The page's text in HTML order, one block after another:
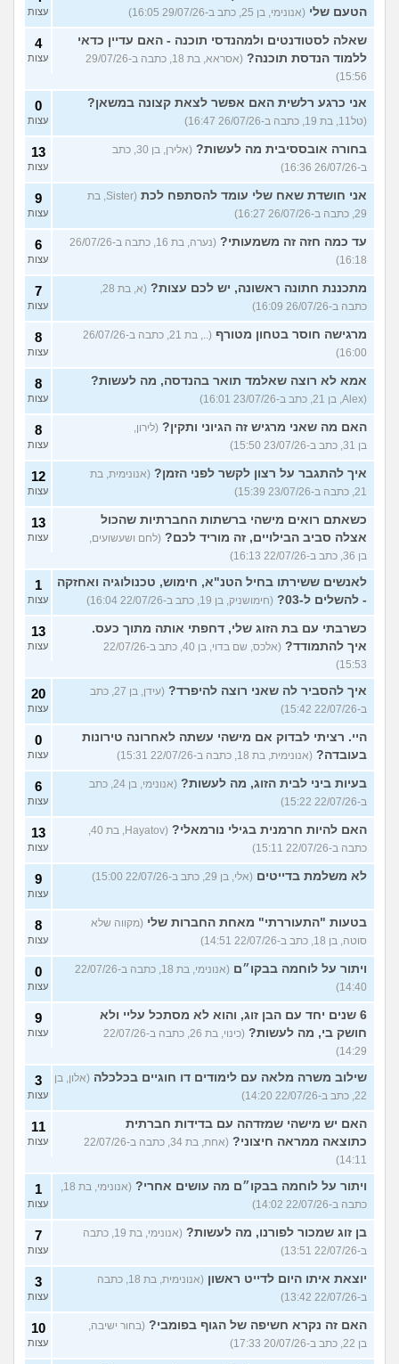
הטעם שלי (אנונימי, בן 25, כתב ב-29/07/26 16:05) עצות
שאלה לסטודנטים ולמהנדסי תוכנה - האם עדיין כדאי
ללמוד הנדסת תוכנה?
(אסראא, בת 18, כתבה ב-29/07/26
15:56)
4
עצות
אני כרגע רלשית האם אפשר לצאת קצונה במשאן?
(טל11, בת 19, כתבה ב-26/07/26 16:47)
0
עצות
בחורה אובססיבית מה לעשות?
(אלירן, בן 30, כתב
ב-26/07/26 16:36)
13
עצות
אני חושדת שאח שלי עומד להסתפח לכת
(Sister, בת
29, כתבה ב-26/07/26 16:27)
9
עצות
עד כמה חזה זה משמעותי?
(נערה, בת 16, כתבה ב-26/07/26
16:18)
6
עצות
מתכננת חתונה ראשונה, יש לכם עצות?
(א, בת 28,
כתבה ב-26/07/26 16:09)
7
עצות
מרגישה חוסר בטחון מטורף
(.., בת 21, כתבה ב-26/07/26
16:00)
8
עצות
אמא לא רוצה שאלמד תואר בהנדסה, מה לעשות?
(Alex, בן 21, כתב ב-23/07/26 16:01)
8
עצות
האם מה שאני מרגיש זה הגיוני ותקין? (לירון,
בן 31, כתב ב-23/07/26 15:50)
8
עצות
איך להתגבר על רצון לקשר לפני הזמן? (אנונימית, בת
21, כתבה ב-23/07/26 15:39)
12
עצות
כשאתם רואים מישהי ברשתות החברתיות שהכול
אצלה סביב הבילויים, זה מוריד לכם? (לחם ושעשועים,
בן 36, כתב ב-22/07/26 16:13)
13
עצות
לאנשים ששירתו בחיל הטנ"א, חימוש, טכנולוגיה ואחזקה
- להשלים ל-03?
(חימושניק, בן 19, כתב ב-22/07/26 16:04)
1
עצות
כשרבתי עם בת הזוג שלי, דחפתי אותה מתוך כעס.
איך להתמודד?
(אלכס, שם בדוי, בן 40, כתב ב-22/07/26
15:53)
13
עצות
איך להסביר לה שאני רוצה להיפרד?
(עידן, בן 27, כתב
ב-22/07/26 15:42)
20
עצות
היי. רציתי לבדוק אם מישהי עשתה לאחרונה טירונות
בעובדה? (אנונימית, בת 18, כתבה ב-22/07/26 15:31)
0
עצות
בעיות ביני לבית הזוג, מה לעשות?
(אנונימי, בן 24, כתב
ב-22/07/26 15:22)
6
עצות
האם להיות חרמנית בגילי נורמאלי?
(Hayatov, בת 40,
כתבה ב-22/07/26 15:11)
13
עצות
לא משלמת בדייטים (אלי, בן 29, כתב ב-22/07/26 15:00) 9
עצות
בטעות "התעוררתי" מאחת החברות שלי (מקווה שלא
סוטה, בן 18, כתב ב-22/07/26 14:51)
8
עצות
ויתור על לוחמה בבקו״ם
(אנונימי, בת 18, כתבה ב-22/07/26
14:40)
0
עצות
6 שנים יחד עם הבן זוג, והוא לא מסתכל עליי ולא
חושק בי, מה לעשות?
(כינוי, בת 26, כתבה ב-22/07/26
14:29)
9
עצות
שילוב משרה מלאה עם לימודים דו חוגיים בכלכלה (אלון, בן
22, כתב ב-22/07/26 14:20)
3
עצות
האם יש מישהי שמזדהה עם בדידות חברתית
כתוצאה ממראה חיצוני?
(אחת, בת 34, כתבה ב-22/07/26
14:11)
11
עצות
ויתור על לוחמה בבקו״ם מה עושים אחרי?
(אנונימי, בת 18,
כתבה ב-22/07/26 14:02)
1
עצות
בן זוג שמכור לפורנו, מה לעשות?
(אנונימי, בת 19, כתבה
ב-22/07/26 13:51)
7
עצות
יוצאת איתו היום לדייט ראשון
(אנונימית, בת 18, כתבה
ב-22/07/26 13:42)
3
עצות
האם זה נקרא חשיפה של הגוף בפומבי? (בחור ישיבה,
בן 22, כתב ב-20/07/26 17:33)
10
עצות